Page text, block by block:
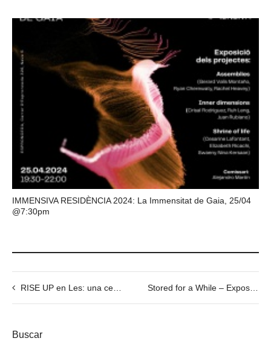
IMMENSIVA RESIDÈNCIA 2024: La Immensitat de Gaia, 25/04
@7:30pm
RISE UP en Les: una celebración de la danza, el arte, la lengua y la comunidad WHAT?! – Exposición itinerante RISE UP
Buscar